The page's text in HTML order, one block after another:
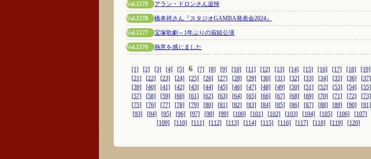
Vol.2279 アラン・ドロンさん追悼
Vol.2278 橋本祥さん『スタジオGAMBA発表会2024』
Vol.2277 宝塚歌劇～1年ぶりの宙組公演
Vol.2276 熱意を感じました
[1] [2] [3] [4] [5] 6 [7] [8] [9] [10] [11] [12] [13] [14] [15] [16] [17] [18] [19]
[21]
[22] [23] [24] [25] [26] [27] [28] [29] [30] [31] [32] [33] [34] [35] [36] [37]
[39]
[40] [41] [42] [43] [44] [45] [46] [47] [48] [49] [50] [51] [52] [53] [54] [55]
[57]
[58] [59] [60] [61] [62] [63] [64] [65] [66] [67] [68] [69] [70] [71] [72] [73]
[75]
[76] [77] [78] [79] [80] [81] [82] [83] [84] [85] [86] [87] [88] [89] [90] [91]
[93]
[94] [95] [96] [97] [98] [99] [100] [101] [102] [103] [104] [105] [106] [107]
[109]
[110] [111] [112] [113] [114] [115] [116] [117] [118] [119] [120]